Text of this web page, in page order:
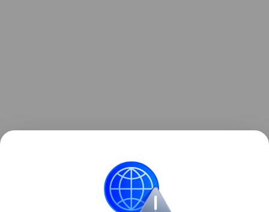
для отдельных моделей рост составил почти 13%.